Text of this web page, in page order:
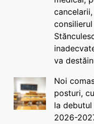
va
Noi
posturi,
la
2026-